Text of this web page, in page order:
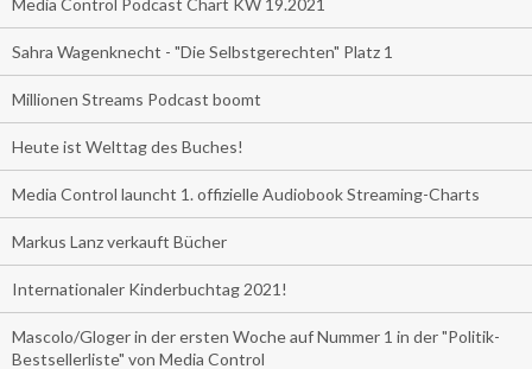
Sahra Wagenknecht - "Die Selbstgerechten" Platz 1
Millionen Streams Podcast boomt
Heute ist Welttag des Buches!
Media Control launcht 1. offizielle Audiobook Streaming-Charts
Markus Lanz verkauft Bücher
Internationaler Kinderbuchtag 2021!
Mascolo/Gloger in der ersten Woche auf Nummer 1 in der "Politik-
Bestsellerliste" von Media Control